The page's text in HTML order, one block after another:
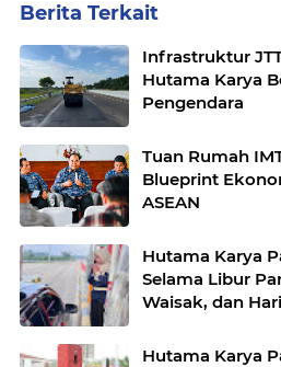
Berita Terkait
Infrastruktur
Hutama Karya
Pengendara
Tuan Rumah
Blueprint
ASEAN
Hutama Karya
Selama Libur
Waisak, dan
Hutama Karya